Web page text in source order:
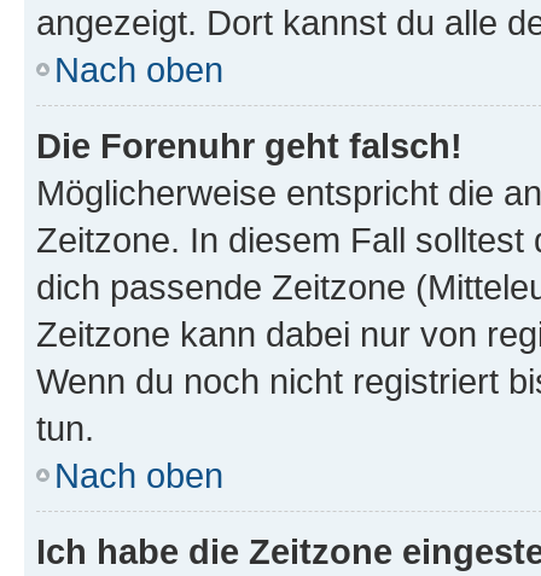
angezeigt. Dort kannst du alle
Nach oben
Die Forenuhr geht falsch!
Möglicherweise entspricht die
Zeitzone. In diesem Fall solltest
dich passende Zeitzone
Zeitzone kann dabei nur von
Wenn du noch nicht registriert
tun.
Nach oben
Ich habe die Zeitzone